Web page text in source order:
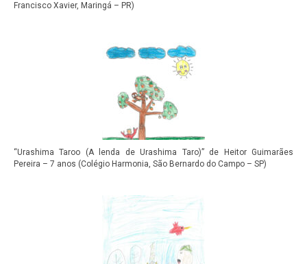
Francisco Xavier, Maringá – PR)
“Urashima Taroo (A lenda de Urashima Taro)” de Heitor Guimarães
Pereira – 7 anos (Colégio Harmonia, São Bernardo do Campo – SP)